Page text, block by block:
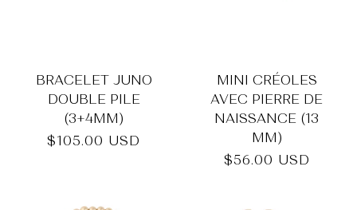
BRACELET JUNO
DOUBLE PILE
(3+4MM)
Prix
$105.00 USD
MINI CRÉOLES
AVEC PIERRE DE
NAISSANCE (13
MM)
Prix
$56.00 USD